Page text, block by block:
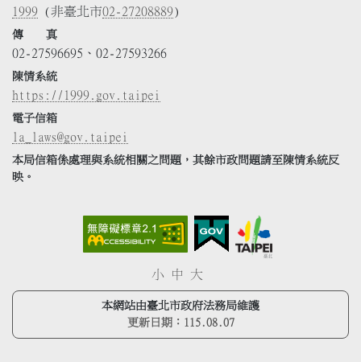
1999 (非臺北市02-27208889)
傳 真
02-27596695、02-27593266
陳情系統
https://1999.gov.taipei
電子信箱
la_laws@gov.taipei
本局信箱係處理與系統相關之問題，其餘市政問題請至陳情系統反
映。
小 中 大
本網站由臺北市政府法務局維護
更新日期： 115.08.07